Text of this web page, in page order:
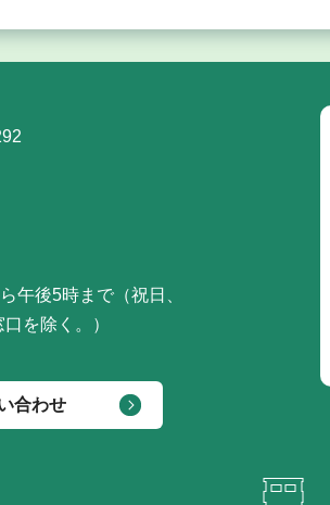
午後5時まで（祝日、
を除く。）
合わせ